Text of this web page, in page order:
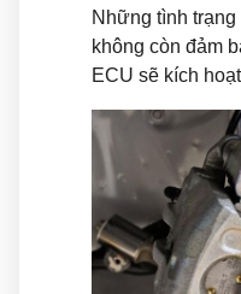
Những tình
không còn đảm
ECU sẽ kích